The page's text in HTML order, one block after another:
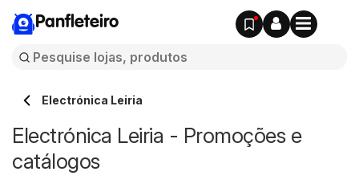
Panfleteiro
Electrónica Leiria
Electrónica Leiria - Promoções e
catálogos